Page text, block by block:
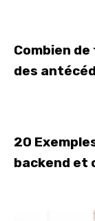
Combien
des
20
backend et